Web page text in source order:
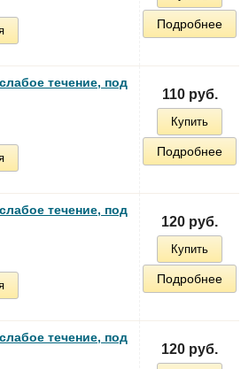
Подробнее
течение, под
110 руб.
Купить
Подробнее
течение, под
120 руб.
Купить
Подробнее
течение, под
120 руб.